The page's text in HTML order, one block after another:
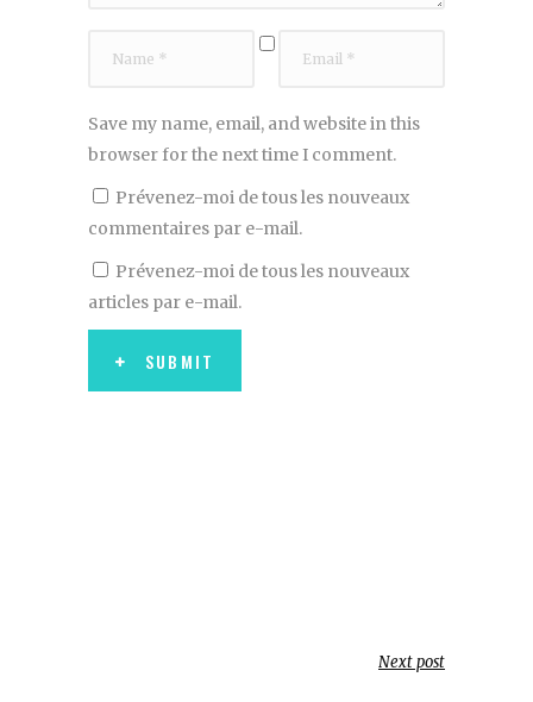
Save my name, email, and website in this
browser for the next time I comment.
Prévenez-moi de tous les nouveaux
commentaires par e-mail.
Prévenez-moi de tous les nouveaux
articles par e-mail.
SUBMIT
Next post